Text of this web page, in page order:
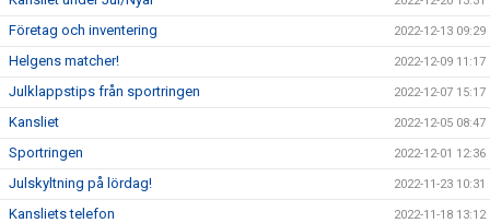
Företag och inventering 2022-12-13 09:29
Helgens matcher! 2022-12-09 11:17
Julklappstips från sportringen 2022-12-07 15:17
Kansliet 2022-12-05 08:47
Sportringen 2022-12-01 12:36
Julskyltning på lördag! 2022-11-23 10:31
Kansliets telefon 2022-11-18 13:12